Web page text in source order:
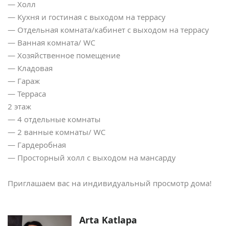
— Холл
— Кухня и гостиная с выходом на террасу
— Отдельная комната/кабинет с выходом на террасу
— Ванная комната/ WC
— Хозяйственное помещение
— Кладовая
— Гараж
— Терраса
2 этаж
— 4 отдельные комнаты
— 2 ванные комнаты/ WC
— Гардеробная
— Просторный холл с выходом на мансарду
Приглашаем вас на индивидуальный просмотр дома!
Arta Katlapa